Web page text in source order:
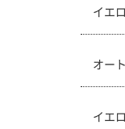
イエ
オー
イエ